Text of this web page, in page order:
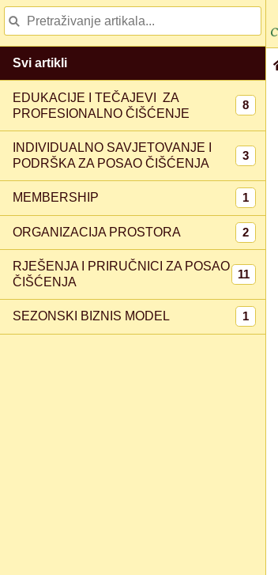
Svi artikli
EDUKACIJE I TEČAJEVI ZA
PROFESIONALNO ČIŠĆENJE
8
INDIVIDUALNO SAVJETOVANJE I
PODRŠKA ZA POSAO ČIŠĆENJA
3
MEMBERSHIP 1
ORGANIZACIJA PROSTORA 2
RJEŠENJA I PRIRUČNICI ZA POSAO
ČIŠĆENJA
11
SEZONSKI BIZNIS MODEL 1